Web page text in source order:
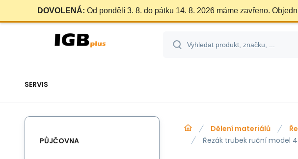
DOVOLENÁ: Od pondělí 3. 8. do pátku 14. 8. 2026 máme zavřeno.
SERVIS
Dělení materiálů
Řezák trubek ruční model
PŮJČOVNA